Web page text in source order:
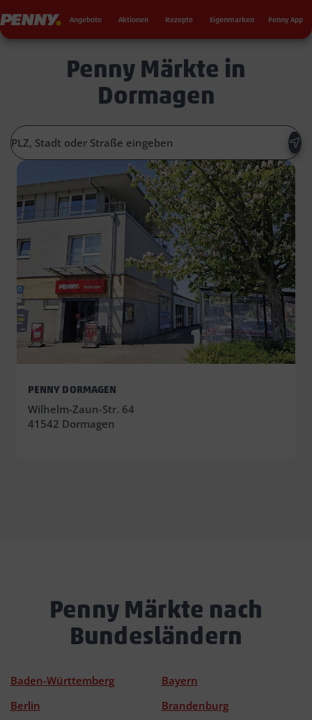
Penny Angebote Aktionen Rezepte Eigenmarken Penny App
Penny Märkte in
Dormagen
PENNY DORMAGEN
Wilhelm-Zaun-Str. 64
41542 Dormagen
Penny Märkte nach
Bundesländern
Baden-Württemberg
Bayern
Berlin
Brandenburg